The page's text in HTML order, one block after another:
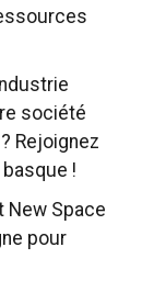
société
Rejoignez
!
New Space
pour